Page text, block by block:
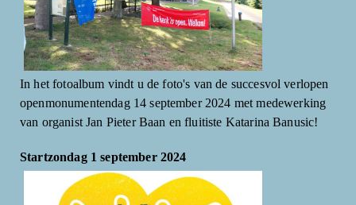
In het fotoalbum vindt u de foto's van de succesvol verlopen
openmonumentendag 14 september 2024 met medewerking
van organist Jan Pieter Baan en fluitiste Katarina Banusic!
Startzondag 1 september 2024